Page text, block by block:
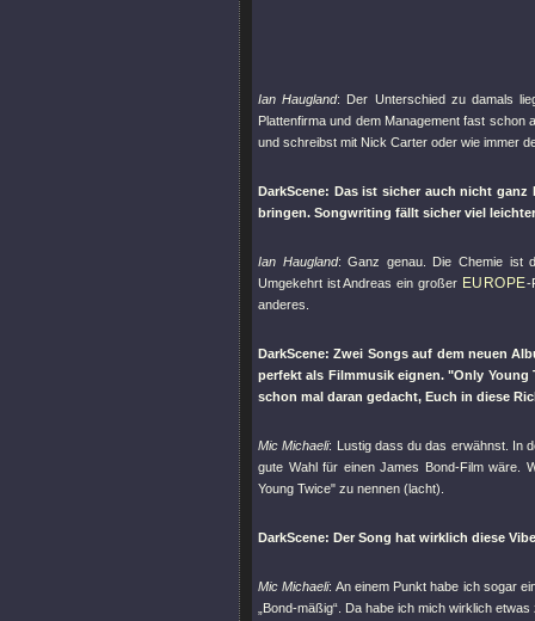
Ian Haugland: Der Unterschied zu damals
Plattenfirma und dem Management fast schon
und schreibst mit Nick Carter oder wie immer
DarkScene: Das ist sicher auch nicht
bringen. Songwriting fällt sicher viel
Ian Haugland: Ganz genau. Die Chemie ist
Umgekehrt ist Andreas ein großer EUROPE-
anderes.
DarkScene: Zwei Songs auf dem neuen
perfekt als Filmmusik eignen."Only Young
schon mal daran gedacht, Euch in diese
Mic Michaeli: Lustig dass du das erwähnst. In
gute Wahl für einen James Bond-Film wäre.
Young Twice" zu nennen (lacht).
DarkScene: Der Song hat wirklich diese
Mic Michaeli: An einem Punkt habe ich sogar
„Bond-mäßig“. Da habe ich mich wirklich